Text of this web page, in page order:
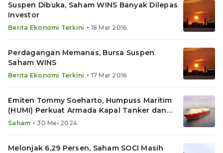
Suspen Dibuka, Saham WINS Banyak Dilepas
Investor
Berita Ekonomi Terkini • 18 Mar 2016
Perdagangan Memanas, Bursa Suspen
Saham WINS
Berita Ekonomi Terkini • 17 Mar 2016
Emiten Tommy Soeharto, Humpuss Maritim
(HUMI) Perkuat Armada Kapal Tanker dan
Tug Boat
Saham • 30 Mei 2024
Melonjak 6,29 Persen, Saham SOCI Masih